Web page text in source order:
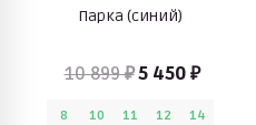
Парка (синий)
10 899 ₽5 450 ₽
8 10 11 12 14